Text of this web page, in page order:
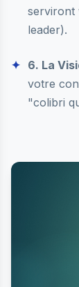
serviront
leader).
6. La
votre
"colibri